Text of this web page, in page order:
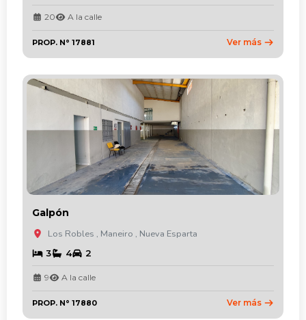
20 A la calle
PROP. N° 17881 Ver más
Galpón
Los Robles , Maneiro , Nueva Esparta
3 4 2
9 A la calle
PROP. N° 17880 Ver más